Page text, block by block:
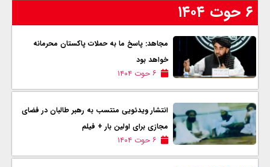
۶ حوت ۱۴۰۴
مجاهد: پاسخ ما به حملات پاکستان محرمانه
خواهد بود
۶ حوت ۱۴۰۴
انتشار ویدئویی منتسب به رهبر طالبان در فضای
مجازی برای اولین بار + فیلم
۶ حوت ۱۴۰۴